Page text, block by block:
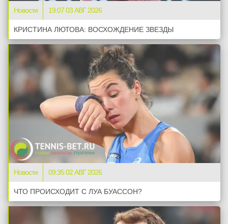
Новости 19:07 03 АВГ 2026
КРИСТИНА ЛЮТОВА: ВОСХОЖДЕНИЕ ЗВЕЗДЫ
Новости 09:35 02 АВГ 2026
ЧТО ПРОИСХОДИТ С ЛУА БУАССОН?